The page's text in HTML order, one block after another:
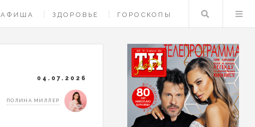
АФИША ЗДОРОВЬЕ ГОРОСКОПЫ Поиск
04.07.2026
ПОЛИНА МИЛЛЕР